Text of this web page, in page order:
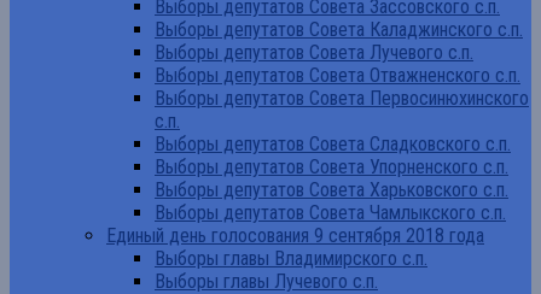
Выборы депутатов Совета Зассовского с.п.
Выборы депутатов Совета Каладжинского с.п.
Выборы депутатов Совета Лучевого с.п.
Выборы депутатов Совета Отважненского с.п.
Выборы депутатов Совета Первосинюхинского
с.п.
Выборы депутатов Совета Сладковского с.п.
Выборы депутатов Совета Упорненского с.п.
Выборы депутатов Совета Харьковского с.п.
Выборы депутатов Совета Чамлыкского с.п.
Единый день голосования 9 сентября 2018 года
Выборы главы Владимирского с.п.
Выборы главы Лучевого с.п.